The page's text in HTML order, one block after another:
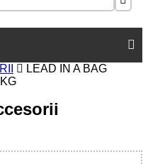
LEAD IN A BAG